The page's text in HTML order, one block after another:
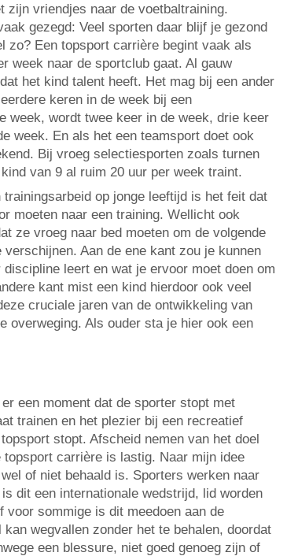
zijn vriendjes naar de voetbaltraining.
gezegd: Veel sporten daar blijf je gezond
zo? Een topsport carrière begint vaak als
week naar de sportclub gaat. Al gauw
het kind talent heeft. Het mag bij een ander
keren in de week bij een
week, wordt twee keer in de week, drie keer
week. En als het een teamsport doet ook
Bij vroeg selectiesporten zoals turnen
van 9 al ruim 20 uur per week traint.
trainingsarbeid op jonge leeftijd is het feit dat
moeten naar een training. Wellicht ook
ze vroeg naar bed moeten om de volgende
Aan de ene kant zou je kunnen
leert en wat je ervoor moet doen om
kant mist een kind hierdoor ook veel
cruciale jaren van de ontwikkeling van
overweging. Als ouder sta je hier ook een
een moment dat de sporter stopt met
trainen en het plezier bij een recreatief
stopt. Afscheid nemen van het doel
carrière is lastig. Naar mijn idee
of niet behaald is. Sporters werken naar
dit een internationale wedstrijd, lid worden
voor sommige is dit meedoen aan de
wegvallen zonder het te behalen, doordat
een blessure, niet goed genoeg zijn of